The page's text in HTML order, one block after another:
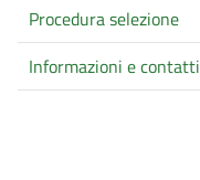
Procedura selezione
Informazioni e contatti